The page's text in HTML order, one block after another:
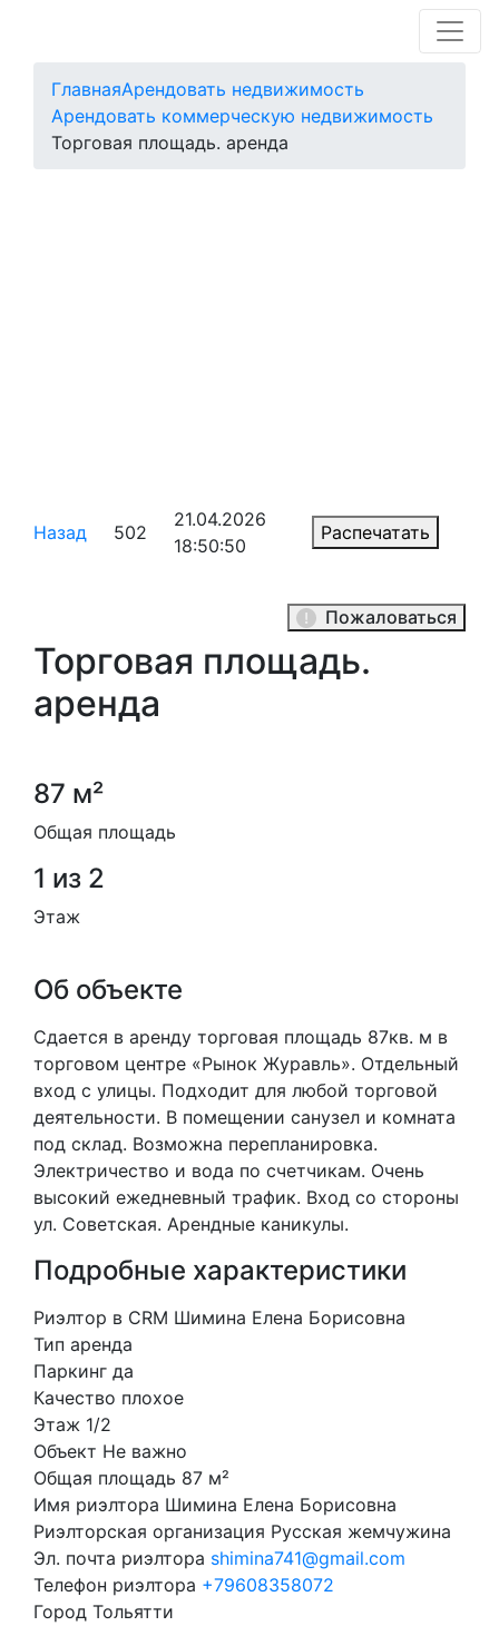
ГлавнаяАрендовать недвижимость
Арендовать коммерческую недвижимость
Торговая площадь. аренда
Назад 502
21.04.2026
18:50:50
Распечатать
Пожаловаться
Торговая площадь.
аренда
87 м²
Общая площадь
1 из 2
Этаж
Об объекте
Сдается в аренду торговая площадь 87кв. м в
торговом центре «Рынок Журавль». Отдельный
вход с улицы. Подходит для любой торговой
деятельности. В помещении санузел и комната
под склад. Возможна перепланировка.
Электричество и вода по счетчикам. Очень
высокий ежедневный трафик. Вход со стороны
ул. Советская. Арендные каникулы.
Подробные характеристики
Риэлтор в CRM Шимина Елена Борисовна
Тип аренда
Паркинг да
Качество плохое
Этаж 1/2
Объект Не важно
Общая площадь 87 м²
Имя риэлтора Шимина Елена Борисовна
Риэлторская организация Русская жемчужина
Эл. почта риэлтора shimina741@gmail.com
Телефон риэлтора +79608358072
Город Тольятти